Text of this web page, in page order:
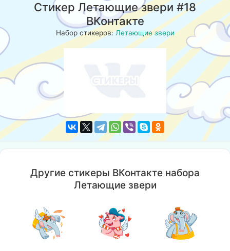
Стикер Летающие звери #18
ВКонтакте
Набор стикеров:Летающие звери
Другие стикеры ВКонтакте набора
Летающие звери